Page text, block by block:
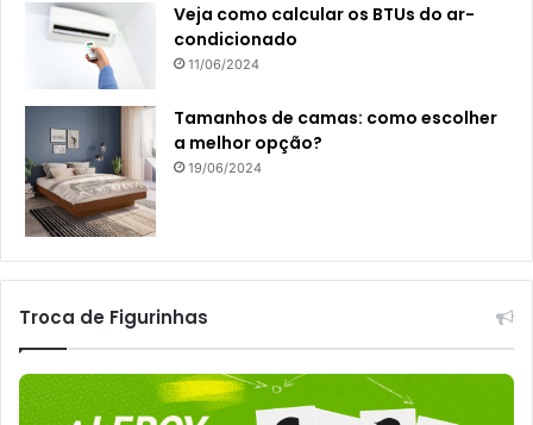
Veja como calcular os BTUs do ar-
condicionado
11/06/2024
Tamanhos de camas: como escolher
a melhor opção?
19/06/2024
Troca de Figurinhas